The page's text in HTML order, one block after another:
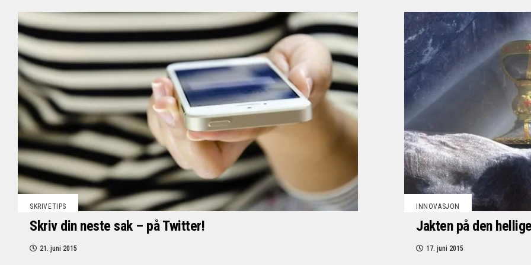
SKRIVETIPS
Skriv din neste sak – på Twitter!
21. juni 2015
INNOVASJON
Jakten på den
17. juni 2015